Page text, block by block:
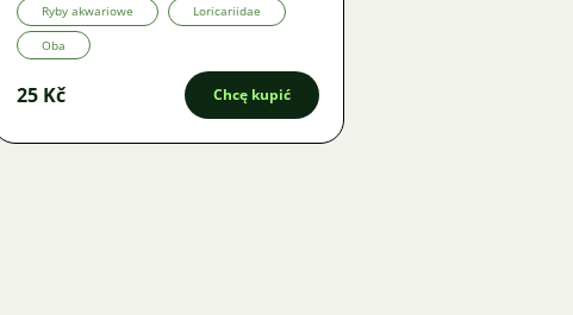
Ryby akwariowe Loricariidae
Oba
25 Kč Chcę kupić